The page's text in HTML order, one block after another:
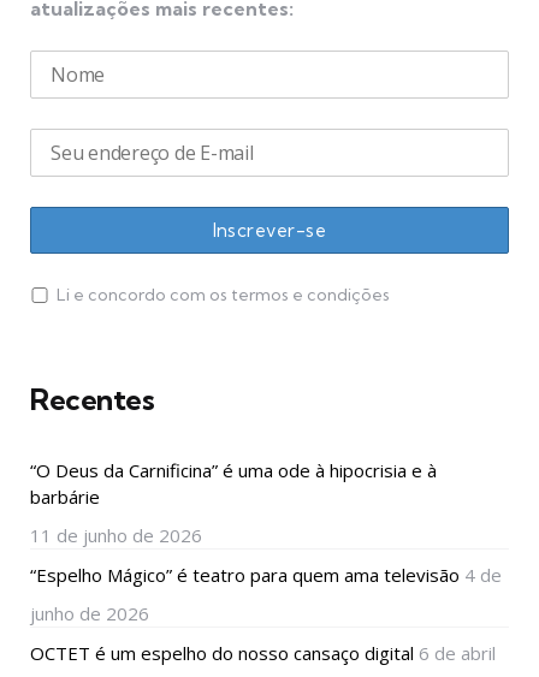
atualizações mais recentes:
Li e concordo com os termos e condições
Recentes
“O Deus da Carnificina” é uma ode à hipocrisia e à
barbárie
11 de junho de 2026
“Espelho Mágico” é teatro para quem ama televisão 4 de
junho de 2026
OCTET é um espelho do nosso cansaço digital 6 de abril